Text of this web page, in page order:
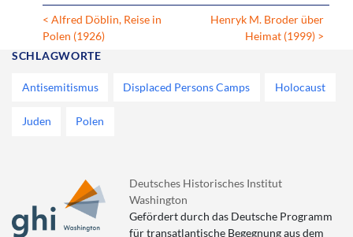
< Alfred Döblin, Reise in
Polen (1926)
Henryk M. Broder über
Heimat (1999) >
SCHLAGWORTE
Antisemitismus Displaced Persons Camps Holocaust
Juden Polen
Deutsches Historisches Institut
Washington
Gefördert durch das Deutsche Programm
für transatlantische Begegnung aus dem